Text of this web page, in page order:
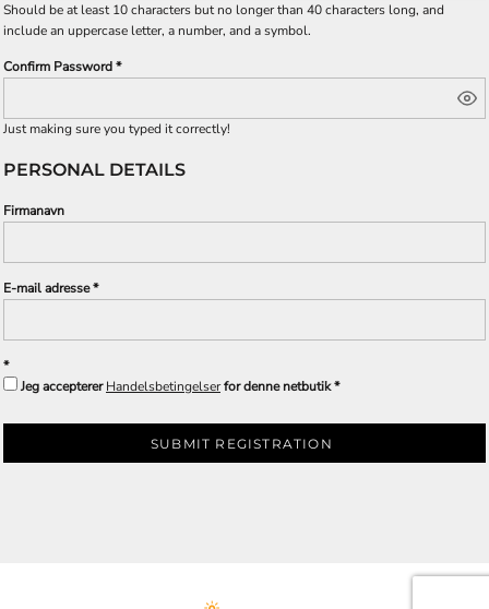
Should be at least 10 characters but no longer than 40 characters long, and
include an uppercase letter, a number, and a symbol.
Confirm Password
Just making sure you typed it correctly!
PERSONAL DETAILS
Firmanavn
E-mail adresse
Jeg acceptererHandelsbetingelserfor denne netbutik
SUBMIT REGISTRATION